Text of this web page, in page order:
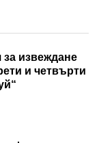
извеждане
и четвърти